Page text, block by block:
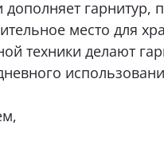
гарнитур,
место для
техники делают
Нажимая кнопку
соответствии с Федеральным
и для целей,